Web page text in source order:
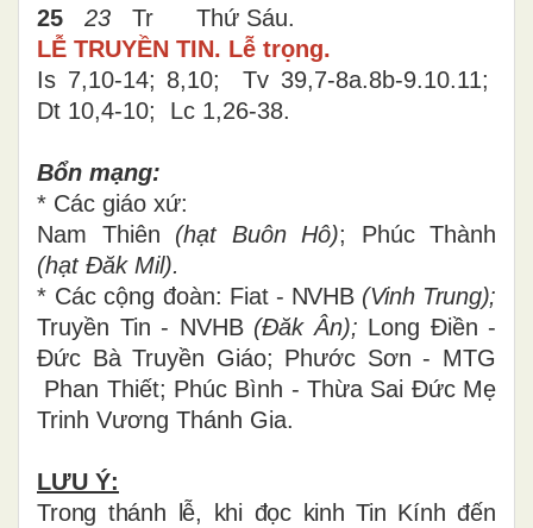
25 23 Tr Thứ Sáu.
LỄ TRUYỀN TIN. Lễ trọng.
Is 7,10-14; 8,10; Tv 39,7-8a.8b-9.10.11;
Dt 10,4-10; Lc 1,26-38.
Bổn mạng:
* Các giáo xứ:
Nam Thiên (hạt Buôn Hô); Phúc Thành
(hạt Đăk Mil).
* Các cộng đoàn: Fiat - NVHB (Vinh Trung);
Truyền Tin - NVHB (Đăk Ân); Long Điền -
Đức Bà Truyền Giáo; Phước Sơn - MTG
Phan Thiết; Phúc Bình - Thừa Sai Đức Mẹ
Trinh Vương Thánh Gia.
LƯU Ý:
Trong thánh lễ, khi đọc kinh Tin Kính đến